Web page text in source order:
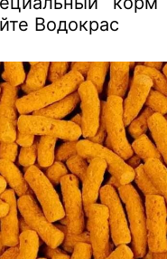
Водокрас